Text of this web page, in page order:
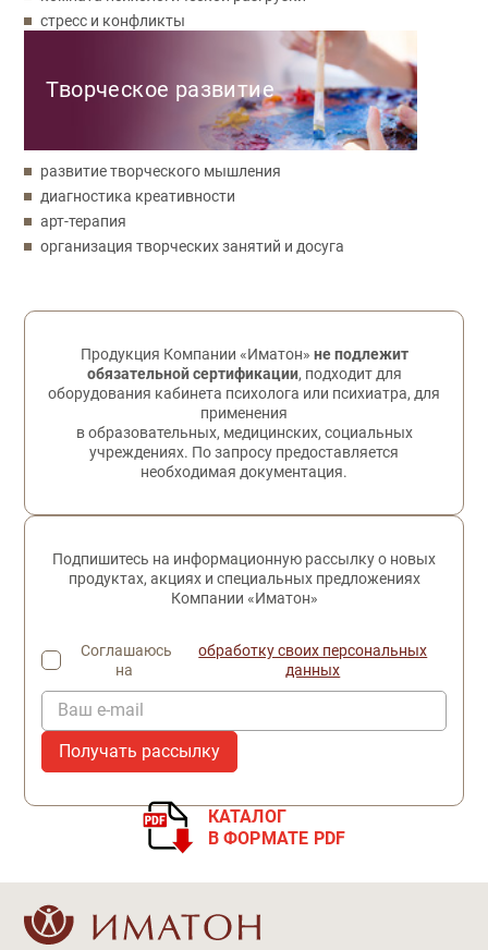
стресс и конфликты
Творческое развитие
развитие творческого мышления
диагностика креативности
арт-терапия
организация творческих занятий и досуга
Обратная связь
Продукция Компании «Иматон» не подлежит
обязательной сертификации, подходит для
оборудования кабинета психолога или психиатра, для
применения
в образовательных, медицинских, социальных
учреждениях. По запросу предоставляется
необходимая документация.
Подпишитесь на информационную рассылку о новых
продуктах, акциях и специальных предложениях
Компании «Иматон»
Соглашаюсь
на
обработку своих персональных
данных
Ваш e-mail
КАТАЛОГ
В ФОРМАТЕ PDF